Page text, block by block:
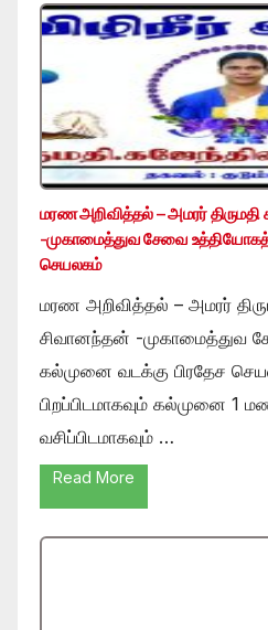
மரண அறிவித்தல் – அமரர்
-முகாமைத்துவ சேவை
செயலகம்
மரண அறிவித்தல் – அமரர்
சிவானந்தன் -முகாமைத்துவ
கல்முனை வடக்கு பிரதேச
பிறப்பிடமாகவும் கல்முனை
வசிப்பிடமாகவும் …
Read More